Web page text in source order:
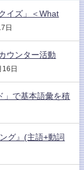
イズ」＜What
日
ウンター活動
日
」で基本語彙を積
グ』(主語+動詞